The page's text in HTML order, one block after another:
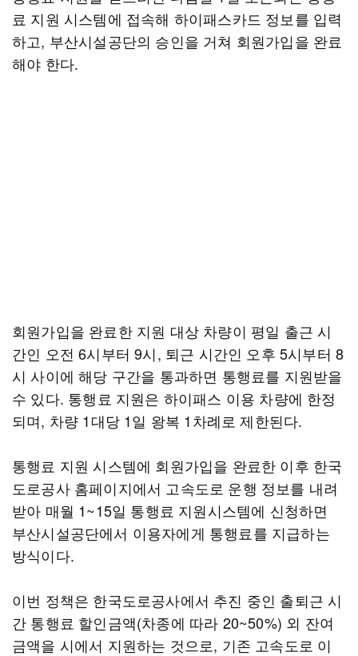
료 지원 시스템에 접속해 하이패스카드 정보를 입력
하고, 부산시설공단의 승인을 거쳐 회원가입을 완료
해야 한다.
회원가입을 완료한 지원 대상 차량이 평일 출근 시
간인 오전 6시부터 9시, 퇴근 시간인 오후 5시부터 8
시 사이에 해당 구간을 통과하면 통행료를 지원받을
수 있다. 통행료 지원은 하이패스 이용 차량에 한정
되며, 차량 1대당 1일 왕복 1차례로 제한된다.
통행료 지원 시스템에 회원가입을 완료한 이후 한국
도로공사 홈페이지에서 고속도로 운행 정보를 내려
받아 매월 1~15일 통행료 지원시스템에 신청하면
부산시설공단에서 이용자에게 통행료를 지급하는
방식이다.
이번 정책은 한국도로공사에서 추진 중인 출퇴근 시
간 통행료 할인금액(차종에 따라 20~50%) 외 잔여
금액을 시에서 지원하는 것으로, 기존 고속도로 이